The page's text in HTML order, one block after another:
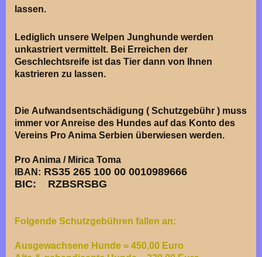
lassen.
Lediglich unsere Welpen Junghunde werden
unkastriert vermittelt. Bei Erreichen der
Geschlechtsreife ist das Tier dann von Ihnen
kastrieren zu lassen.
Die Aufwandsentschädigung ( Schutzgebühr ) muss
immer vor Anreise des Hundes auf das Konto des
Vereins Pro Anima Serbien überwiesen werden.
Pro Anima / Mirica Toma
IBAN: RS35 265 100 00 0010989666
BIC: RZBSRSBG
Folgende Schutzgebühren fallen an:
Ausgewachsene Hunde = 450,00 Euro